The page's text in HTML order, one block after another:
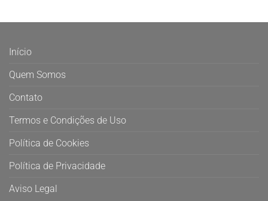
Início
Quem Somos
Contato
Termos e Condições de Uso
Política de Cookies
Política de Privacidade
Aviso Legal